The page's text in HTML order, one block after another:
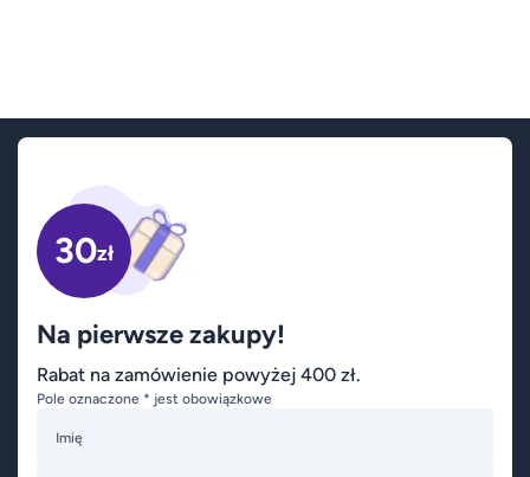
30zł
Na pierwsze zakupy!
Rabat na zamówienie powyżej 400 zł.
Pole oznaczone * jest obowiązkowe
Imię